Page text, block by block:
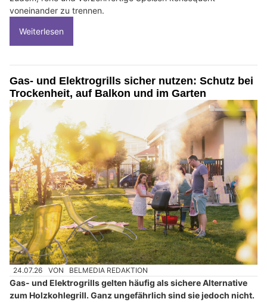
voneinander zu trennen.
Weiterlesen
Gas- und Elektrogrills sicher nutzen: Schutz bei
Trockenheit, auf Balkon und im Garten
24.07.26 VON BELMEDIA REDAKTION
Gas- und Elektrogrills gelten häufig als sichere Alternative
zum Holzkohlegrill. Ganz ungefährlich sind sie jedoch nicht.